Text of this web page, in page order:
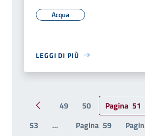
Acqua
LEGGI DI PIÙ
Pagina precedente
49 50 Pagina 51
53
... Pagina 59